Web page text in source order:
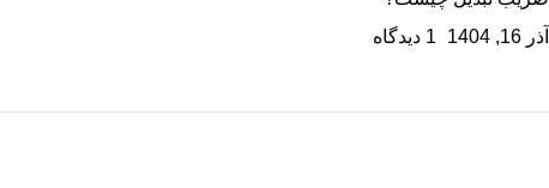
آذر 16, 1404
1 دیدگاه